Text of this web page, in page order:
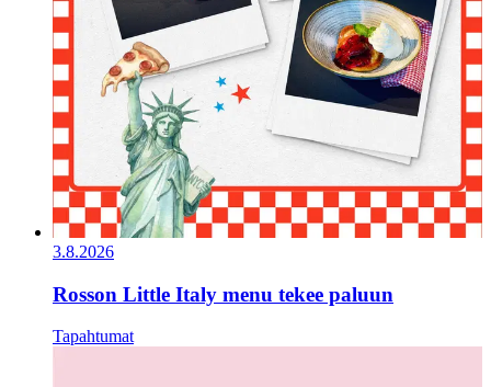
3.8.2026
Rosson Little Italy menu tekee paluun
Tapahtumat